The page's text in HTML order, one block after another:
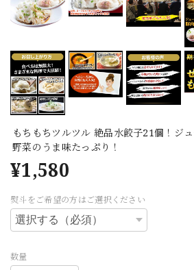
もちもちツルツル 絶品水餃子21個！ジ
野菜のうま味たっぷり！
¥1,580
熨斗をご希望の方はご選択ください
数量